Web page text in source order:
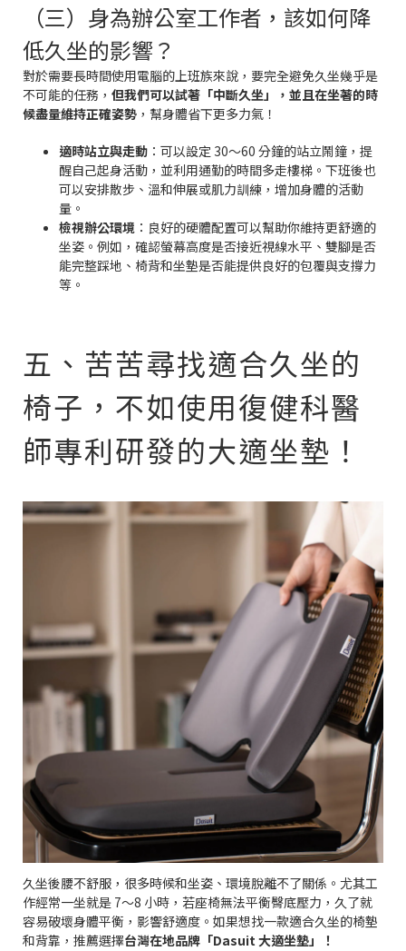
（三）身為辦公室工作者，該如何降
低久坐的影響？
對於需要長時間使用電腦的上班族來說，要完全避免久坐幾乎是
不可能的任務， 但我們可以試著「中斷久坐」，並且在坐著的時
候盡量維持正確姿勢 ，幫身體省下更多力氣！
適時站立與走動 ：可以設定 30～60 分鐘的站立鬧鐘，提
醒自己起身活動，並利用通勤的時間多走樓梯。下班後也
可以安排散步、溫和伸展或肌力訓練，增加身體的活動
量。
檢視辦公環境 ：良好的硬體配置可以幫助你維持更舒適的
坐姿。例如，確認螢幕高度是否接近視線水平、雙腳是否
能完整踩地、椅背和坐墊是否能提供良好的包覆與支撐力
等。
五、苦苦尋找適合久坐的
椅子，不如使用復健科醫
師專利研發的大適坐墊！
久坐後腰不舒服，很多時候和坐姿、環境脫離不了關係。尤其工
作經常一坐就是 7～8 小時，若座椅無法平衡臀底壓力，久了就
容易破壞身體平衡，影響舒適度。如果想找一款適合久坐的椅墊
和背靠，推薦選擇台灣在地品牌「Dasuit 大適坐墊」！